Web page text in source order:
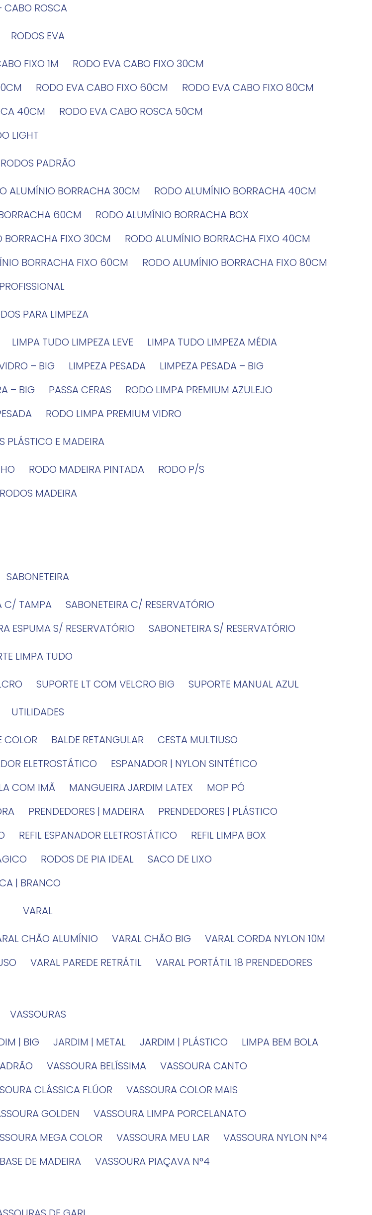
CABO ROSCA
RODOS EVA
FIXO 1M
RODO EVA CABO FIXO 30CM
RODO EVA CABO FIXO 60CM
RODO EVA CABO FIXO 80CM
40CM
RODO EVA CABO ROSCA 50CM
LIGHT
RODOS PADRÃO
ALUMÍNIO BORRACHA 30CM
RODO ALUMÍNIO BORRACHA 40CM
60CM
RODO ALUMÍNIO BORRACHA BOX
BORRACHA FIXO 30CM
RODO ALUMÍNIO BORRACHA FIXO 40CM
BORRACHA FIXO 60CM
RODO ALUMÍNIO BORRACHA FIXO 80CM
PARA LIMPEZA
LIMPA TUDO LIMPEZA LEVE
LIMPA TUDO LIMPEZA MÉDIA
– BIG LIMPEZA PESADA
LIMPEZA PESADA – BIG
– BIG PASSA CERAS
RODO LIMPA PREMIUM AZULEJO
RODO LIMPA PREMIUM VIDRO
PLÁSTICO E MADEIRA
RODO MADEIRA PINTADA
RODO P/S
RODOS MADEIRA
SABONETEIRA
C/ TAMPA
SABONETEIRA C/ RESERVATÓRIO
ESPUMA S/ RESERVATÓRIO
SABONETEIRA S/ RESERVATÓRIO
LIMPA TUDO
SUPORTE LT COM VELCRO BIG
SUPORTE MANUAL AZUL
UTILIDADES
COLOR BALDE RETANGULAR
CESTA MULTIUSO
ELETROSTÁTICO
ESPANADOR | NYLON SINTÉTICO
COM IMÃ MANGUEIRA JARDIM LATEX
MOP PÓ
PRENDEDORES | MADEIRA
PRENDEDORES | PLÁSTICO
REFIL ESPANADOR ELETROSTÁTICO
REFIL LIMPA BOX
RODOS DE PIA IDEAL
SACO DE LIXO
| BRANCO
VARAL
CHÃO ALUMÍNIO VARAL CHÃO BIG
VARAL CORDA NYLON 10M
VARAL PAREDE RETRÁTIL
VARAL PORTÁTIL 18 PRENDEDORES
VASSOURAS
| BIG JARDIM | METAL JARDIM | PLÁSTICO
LIMPA BEM BOLA
VASSOURA BELÍSSIMA
VASSOURA CANTO
CLÁSSICA FLÚOR
VASSOURA COLOR MAIS
GOLDEN
VASSOURA LIMPA PORCELANATO
MEGA COLOR VASSOURA MEU LAR
VASSOURA NYLON N°4
DE MADEIRA
VASSOURA PIAÇAVA N°4